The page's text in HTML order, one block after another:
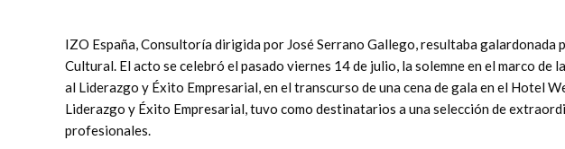
IZO España, Consultoría dirigida por José Serrano Gallego, resultaba galardonada
Cultural. El acto se celebró el pasado viernes 14 de julio, la solemne en el marco de
al Liderazgo y Éxito Empresarial, en el transcurso de una cena de gala en el Hotel
Liderazgo y Éxito Empresarial, tuvo como destinatarios a una selección de
profesionales.